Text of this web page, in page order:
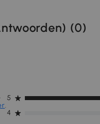
(0)
.
4
5